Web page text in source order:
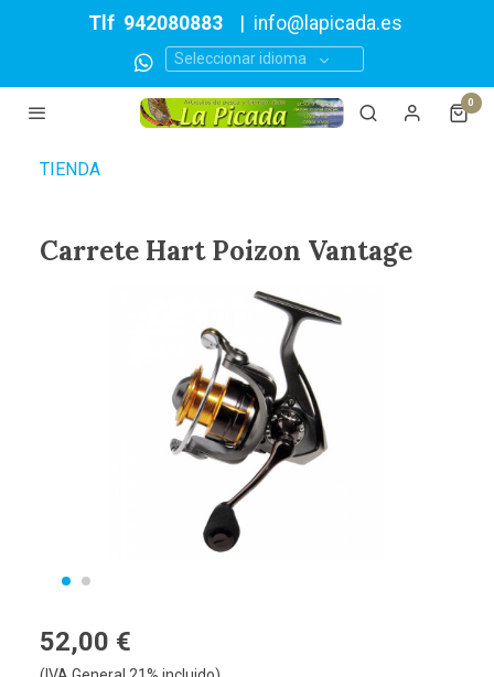
Tlf 942080883 info@lapicada.es
Seleccionar idioma
0
TIENDA
Carrete Hart Poizon Vantage
52,00 €